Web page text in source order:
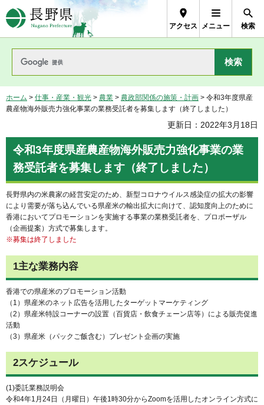
長野県Nagano Prefecture
アクセス メニュー 検索
ホーム > 仕事・産業・観光 > 農業 > 農政部関係の施策・計画 > 令和3年度県産
農産物海外販売力強化事業の業務受託者を募集します（終了しました）
更新日：2022年3月18日
令和3年度県産農産物海外販売力強化事業の業
務受託者を募集します（終了しました）
長野県内の米農家の経営安定のため、新型コロナウイルス感染症の拡大の影響
により需要が落ち込んでいる県産米の輸出拡大に向けて、認知度向上のために
香港においてプロモーションを実施する事業の業務受託者を、プロポーザル
（企画提案）方式で募集します。
※募集は終了しました
1主な業務内容
香港での県産米のプロモーション活動
（1）県産米のネット広告を活用したターゲットマーケティング
（2）県産米特設コーナーの設置（百貨店・飲食チェーン店等）による販売促進
活動
（3）県産米（パックご飯含む）プレゼント企画の実施
2スケジュール
(1)委託業務説明会
令和4年1月24日（月曜日）午後1時30分からZoomを活用したオンライン方式に